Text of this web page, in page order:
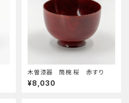
木曽漆器 筒椀 桜 赤すり
¥8,030